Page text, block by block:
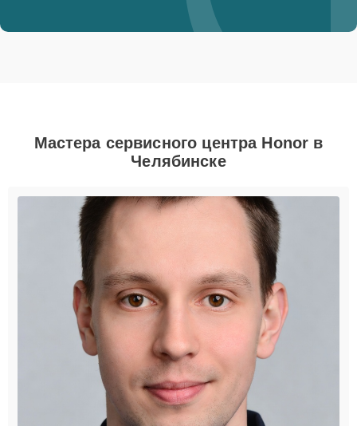
Мастера сервисного центра Honor в
Челябинске